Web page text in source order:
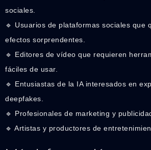
sociales.
🔹 Usuarios de plataformas sociales que
efectos sorprendentes.
🔹 Editores de vídeo que requieren
fáciles de usar.
🔹 Entusiastas de la IA interesados en
deepfakes.
🔹 Profesionales de marketing y
🔹 Artistas y productores de